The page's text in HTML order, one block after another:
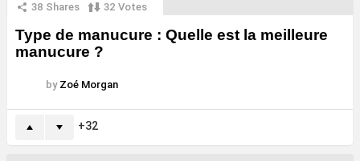
38 Shares 32 Votes
Type de manucure : Quelle est la meilleure
manucure ?
by Zoé Morgan
32